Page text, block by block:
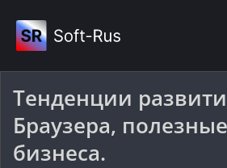
тенденции развития Яндекс
Браузера,
бизнеса.